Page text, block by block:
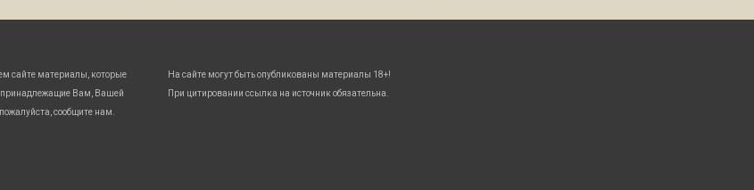
сайте материалы, которые
Вам, Вашей
сообщите нам.
На сайте могут быть опубликованы материалы 18+!
При цитировании ссылка на источник обязательна.